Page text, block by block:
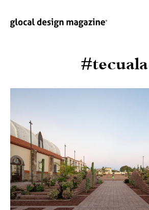
#tecuala